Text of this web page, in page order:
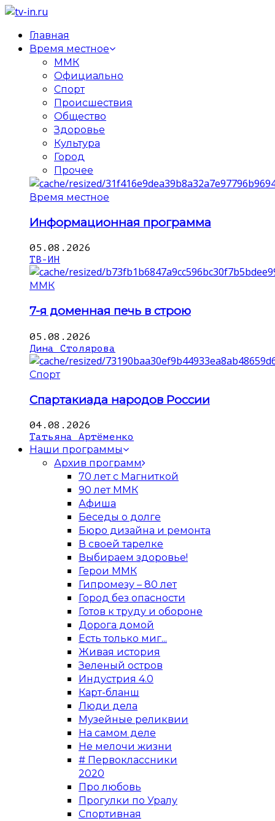
Главная
Время местное
ММК
Официально
Спорт
Происшествия
Общество
Здоровье
Культура
Город
Прочее
Время местное
Информационная программа
05.08.2026
ТВ-ИН
ММК
7-я доменная печь в строю
05.08.2026
Дина Столярова
Спорт
Спартакиада народов России
04.08.2026
Татьяна Артёменко
Наши программы
Архив программ
70 лет с Магниткой
90 лет ММК
Афиша
Беседы о долге
Бюро дизайна и ремонта
В своей тарелке
Выбираем здоровье!
Герои ММК
Гипромезу – 80 лет
Город без опасности
Готов к труду и обороне
Дорога домой
Есть только миг...
Живая история
Зеленый остров
Индустрия 4.0
Карт-бланш
Люди дела
Музейные реликвии
На самом деле
Не мелочи жизни
# Первоклассники
2020
Про любовь
Прогулки по Уралу
Спортивная